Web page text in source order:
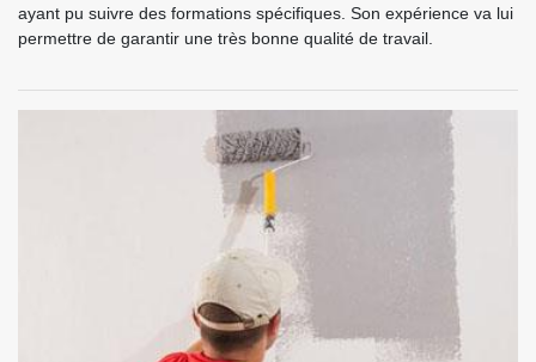
ayant pu suivre des formations spécifiques. Son expérience va lui
permettre de garantir une très bonne qualité de travail.